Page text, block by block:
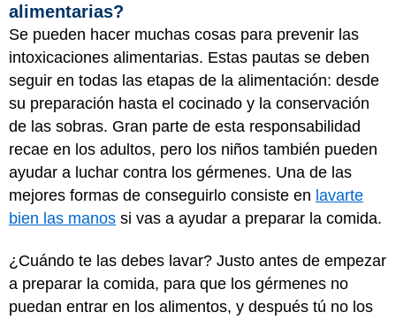
alimentarias?
Se pueden hacer muchas cosas para prevenir las
intoxicaciones alimentarias. Estas pautas se deben
seguir en todas las etapas de la alimentación: desde
su preparación hasta el cocinado y la conservación
de las sobras. Gran parte de esta responsabilidad
recae en los adultos, pero los niños también pueden
ayudar a luchar contra los gérmenes. Una de las
mejores formas de conseguirlo consiste en lavarte
bien las manos si vas a ayudar a preparar la comida.
¿Cuándo te las debes lavar? Justo antes de empezar
a preparar la comida, para que los gérmenes no
puedan entrar en los alimentos, y después tú no los